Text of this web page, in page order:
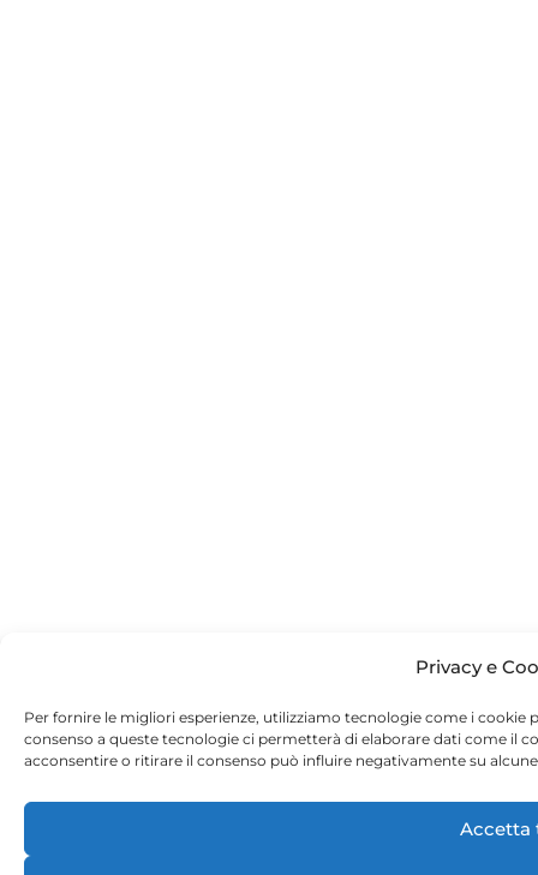
Privacy e
Per fornire le migliori esperienze, utilizziamo tecnologie come i
consenso a queste tecnologie ci permetterà di elaborare dati come il
acconsentire o ritirare il consenso può influire negativamente su
Accetta